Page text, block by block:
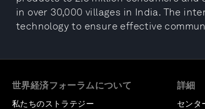
in over 30,000 villages in India. The
technology to ensure effective
世界経済フォーラムについて
私たちのストラテジー
詳細
センタ